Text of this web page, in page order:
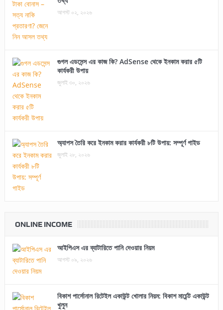
আগস্ট ০২, ২০২৬
গুগল এডসেন্স এর কাজ কি? AdSense থেকে ইনকাম করার ৫টি
কার্যকরী উপায়
জুলাই ৩০, ২০২৬
অ্যাপস তৈরি করে ইনকাম করার কার্যকরী ৮টি উপায়: সম্পূর্ণ গাইড
জুলাই ২৮, ২০২৬
ONLINE INCOME
আইপিএস এর ব্যাটারিতে পানি দেওয়ার নিয়ম
আগস্ট ০৯, ২০২৬
বিকাশ পার্সোনাল রিটেইল একাউন্ট খোলার নিয়ম: বিকাশ মার্চেন্ট একাউন্ট
খুলুন